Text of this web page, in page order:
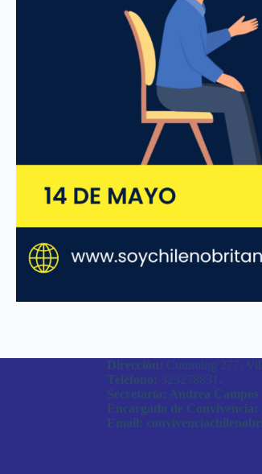
Dirección: Cumming 277,
Teléfono: 323278831.
Secretaría: Andrea Campos
Encargado de Convivencia:
Email: